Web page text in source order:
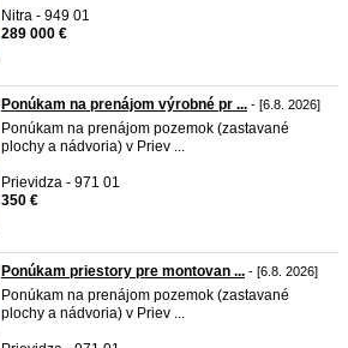
Nitra - 949 01
289 000 €
Ponúkam na prenájom výrobné pr ... - [6.8. 2026]
Ponúkam na prenájom pozemok (zastavané
plochy a nádvoria) v Priev ...
Prievidza - 971 01
350 €
Ponúkam priestory pre montovan ... - [6.8. 2026]
Ponúkam na prenájom pozemok (zastavané
plochy a nádvoria) v Priev ...